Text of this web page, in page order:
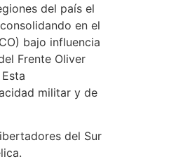
del país el
en el
bajo influencia
Frente Oliver
militar y de
del Sur